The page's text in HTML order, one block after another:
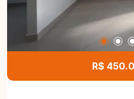
visita e conheça todo o
R$